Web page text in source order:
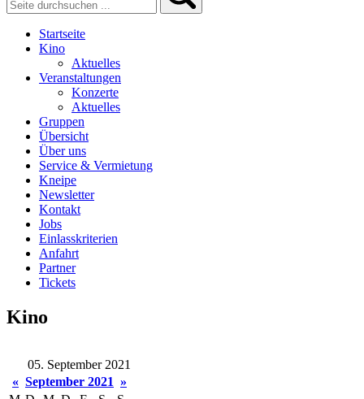
Startseite
Kino
Aktuelles
Veranstaltungen
Konzerte
Aktuelles
Gruppen
Übersicht
Über uns
Service & Vermietung
Kneipe
Newsletter
Kontakt
Jobs
Einlasskriterien
Anfahrt
Partner
Tickets
Kino
05. September 2021
« September 2021 »